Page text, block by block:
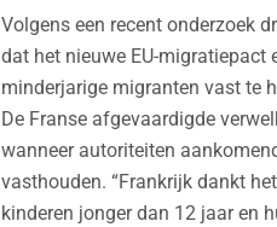
Volgens een recent onderzoek
dat het nieuwe EU-migratiepact
minderjarige migranten vast te
De Franse afgevaardigde
wanneer autoriteiten
vasthouden. “Frankrijk dankt
kinderen jonger dan 12 jaar en